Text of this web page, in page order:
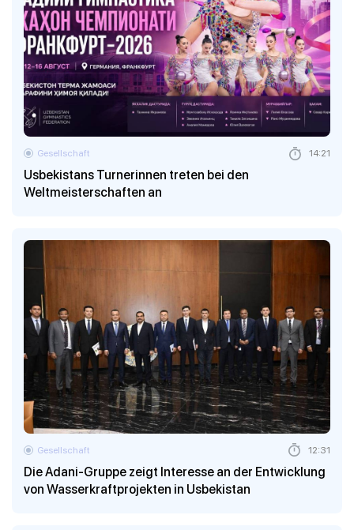
Usbekistans Turnerinnen treten bei den
Weltmeisterschaften an
Gesellschaft 14:21
Die Adani-Gruppe zeigt Interesse an der Entwicklung
von Wasserkraftprojekten in Usbekistan
Gesellschaft 12:31